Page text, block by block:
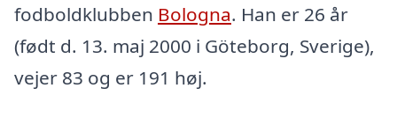
fodboldklubben Bologna. Han er 26 år
(født d. 13. maj 2000 i Göteborg, Sverige),
vejer 83 og er 191 høj.